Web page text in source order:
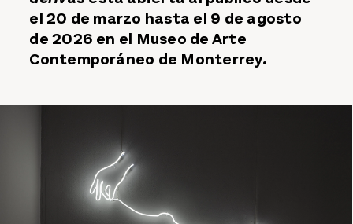
el 20 de marzo hasta el 9 de agosto
de 2026 en el Museo de Arte
Contemporáneo de Monterrey.